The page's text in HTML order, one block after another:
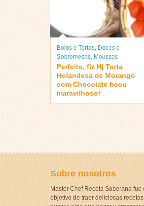
Bolos e Tortas, Doces e
Sobremesas, Mousses
Perfeito, fiz Hj Torta
Holandesa de Morango
com Chocolate ficou
maravilhoso!
Sobre nosotros
Master Chef Receta Soberana fue
objetivo de traer deliciosas